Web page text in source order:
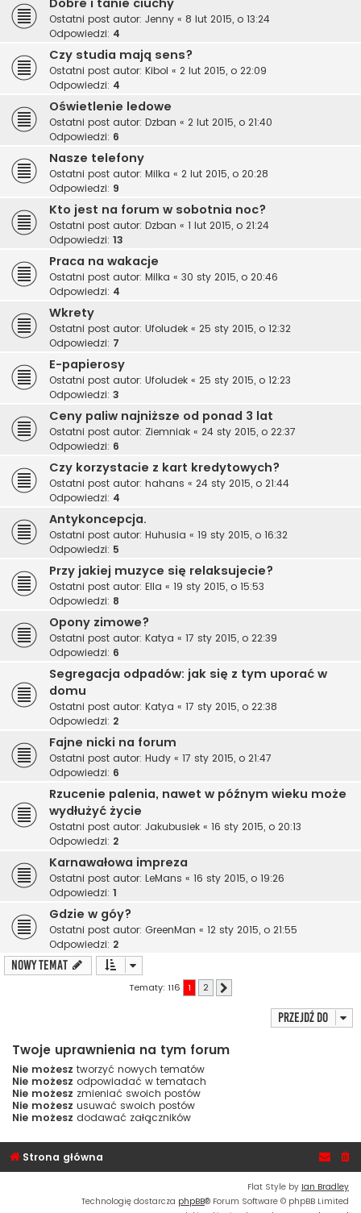
Dobre i tanie ciuchy
Ostatni post autor: Jenny « 8 lut 2015, o 13:24
Odpowiedzi: 4
Czy studia mają sens?
Ostatni post autor: Kibol « 2 lut 2015, o 22:09
Odpowiedzi: 4
Oświetlenie ledowe
Ostatni post autor: Dzban « 2 lut 2015, o 21:40
Odpowiedzi: 6
Nasze telefony
Ostatni post autor: Milka « 2 lut 2015, o 20:28
Odpowiedzi: 9
Kto jest na forum w sobotnia noc?
Ostatni post autor: Dzban « 1 lut 2015, o 21:24
Odpowiedzi: 13
Praca na wakacje
Ostatni post autor: Milka « 30 sty 2015, o 20:46
Odpowiedzi: 4
Wkrety
Ostatni post autor: Ufoludek « 25 sty 2015, o 12:32
Odpowiedzi: 7
E-papierosy
Ostatni post autor: Ufoludek « 25 sty 2015, o 12:23
Odpowiedzi: 3
Ceny paliw najniższe od ponad 3 lat
Ostatni post autor: Ziemniak « 24 sty 2015, o 22:37
Odpowiedzi: 6
Czy korzystacie z kart kredytowych?
Ostatni post autor: hahans « 24 sty 2015, o 21:44
Odpowiedzi: 4
Antykoncepcja.
Ostatni post autor: Huhusia « 19 sty 2015, o 16:32
Odpowiedzi: 5
Przy jakiej muzyce się relaksujecie?
Ostatni post autor: Ella « 19 sty 2015, o 15:53
Odpowiedzi: 8
Opony zimowe?
Ostatni post autor: Katya « 17 sty 2015, o 22:39
Odpowiedzi: 6
Segregacja odpadów: jak się z tym uporać w
domu
Ostatni post autor: Katya « 17 sty 2015, o 22:38
Odpowiedzi: 2
Fajne nicki na forum
Ostatni post autor: Hudy « 17 sty 2015, o 21:47
Odpowiedzi: 6
Rzucenie palenia, nawet w późnym wieku może
wydłużyć życie
Ostatni post autor: Jakubusiek « 16 sty 2015, o 20:13
Odpowiedzi: 2
Karnawałowa impreza
Ostatni post autor: LeMans « 16 sty 2015, o 19:26
Odpowiedzi: 1
Gdzie w góy?
Ostatni post autor: GreenMan « 12 sty 2015, o 21:55
Odpowiedzi: 2
NOWY TEMAT
Tematy: 116 1 2
Przejdź do
Twoje uprawnienia na tym forum
Nie możesz tworzyć nowych tematów
Nie możesz odpowiadać w tematach
Nie możesz zmieniać swoich postów
Nie możesz usuwać swoich postów
Nie możesz dodawać załączników
Strona główna
Flat Style by Ian Bradley
Technologię dostarcza phpBB® Forum Software © phpBB Limited